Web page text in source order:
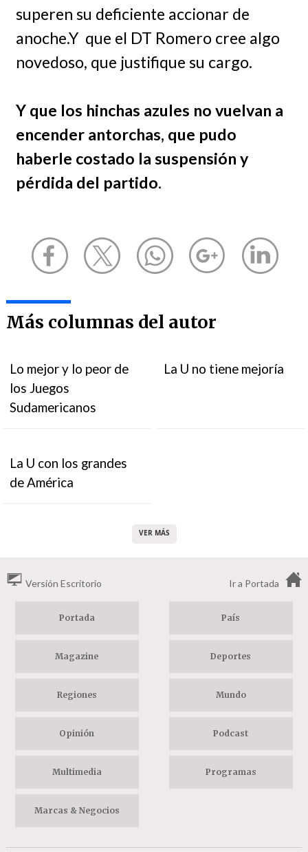
superen su deficiente accionar de
anoche.Y que el DT Romero cree algo
novedoso, que justifique su cargo.
Y que los hinchas azules no vuelvan a
encender antorchas, que pudo
haberle costado la suspensión y
pérdida del partido.
Más columnas del autor
Lo mejor y lo peor de
los Juegos
Sudamericanos
La U no tiene mejoría
La U con los grandes
de América
VER MÁS
Versión Escritorio Ir a Portada
Portada País
Magazine Deportes
Regiones Mundo
Opinión Podcast
Multimedia Programas
Marcas & Negocios